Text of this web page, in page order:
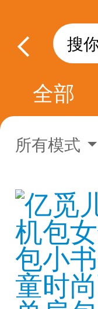
全部
所有模式